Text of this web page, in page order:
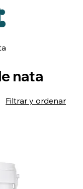
nata
Filtrar y ordenar